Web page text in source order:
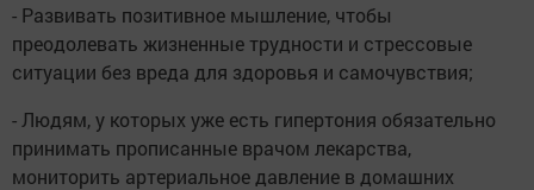
- Развивать позитивное мышление, чтобы
преодолевать жизненные трудности и стрессовые
ситуации без вреда для здоровья и самочувствия;
- Людям, у которых уже есть гипертония обязательно
принимать прописанные врачом лекарства,
мониторить артериальное давление в домашних